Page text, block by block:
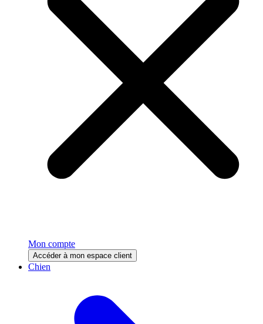
Mon compte
Accéder à mon espace client
Chien